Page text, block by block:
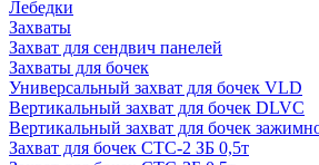
Лебедки
Захваты
Захват для сендвич панелей
Захваты для бочек
Универсальный захват для бочек VLD
Вертикальный захват для бочек DLVC
Вертикальный захват для бочек
Захват для бочек СТС-2 ЗБ 0,5т